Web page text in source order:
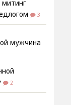
3
мужчина
2